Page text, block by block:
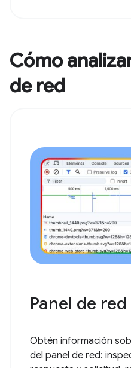
Cómo
de red
Panel de red
Obtén información
del panel de red: